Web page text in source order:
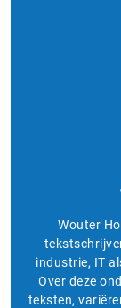
Wouter
industrie, IT
Over deze
teksten,